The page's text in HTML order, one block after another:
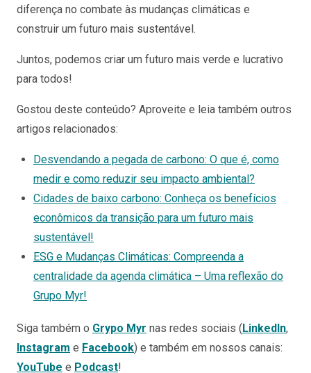
diferença no combate às mudanças climáticas e
construir um futuro mais sustentável.
Juntos, podemos criar um futuro mais verde e lucrativo
para todos!
Gostou deste conteúdo? Aproveite e leia também outros
artigos relacionados:
Desvendando a pegada de carbono: O que é, como
medir e como reduzir seu impacto ambiental?
Cidades de baixo carbono: Conheça os benefícios
econômicos da transição para um futuro mais
sustentável!
ESG e Mudanças Climáticas: Compreenda a
centralidade da agenda climática – Uma reflexão do
Grupo Myr!
Siga também o Grypo Myr nas redes sociais ( LinkedIn,
Instagram e Facebook) e também em nossos canais:
YouTube e Podcast!